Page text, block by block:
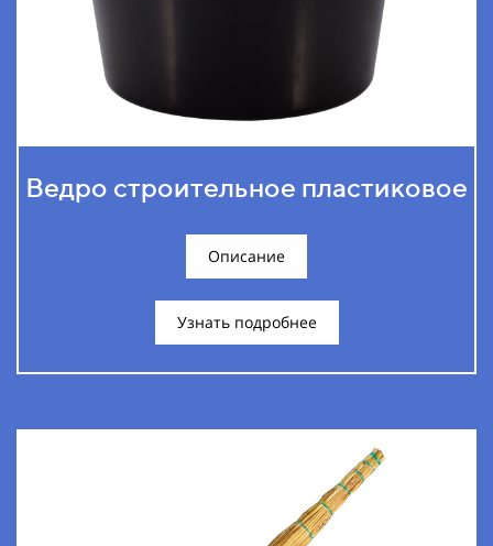
Ведро строительное пластиковое
Описание
Узнать подробнее